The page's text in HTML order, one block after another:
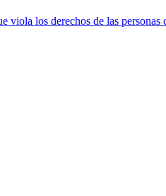
los derechos de las personas